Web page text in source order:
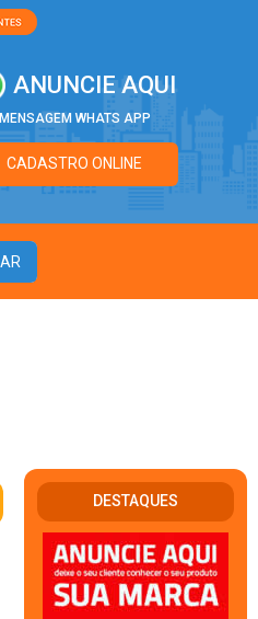
ANUNCIE AQUI
MENSAGEM WHATS APP
CADASTRO ONLINE
DESTAQUES